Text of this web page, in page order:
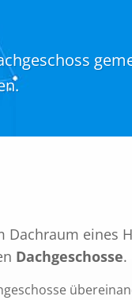
eines
Dachgeschosse.